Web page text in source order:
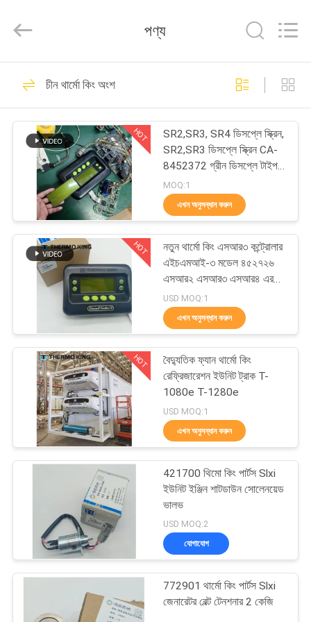
পণ্য
আমাদের
সম্বন্ধে
কারখানা
পরিদর্শন
নিয়ন্ত্রণ
আমাদের
যোগাযোগ
খবর
সাইট
ম্যাপ
INDUSTRY
Rights
থার্মো কিং রেফ্রিজারেশন
ইউনিট
113
থার্মো কিং ভ্যান
রেফ্রিজারেশন ইউনিট
21
ক্যারিয়ার রেফ্রিজারেশন
ইউনিট
থার্মো কিং অংশ
পণ্য
চীন থার্মো কিং অংশ
HOT
SR2,SR3, SR4 ডিসপ্লে স্ক্রিন,
SR2,SR3 ডিসপ্লে স্ক্রিন CA-
8452372 গ্রীন ডিসপ্লে টাইপ
এলসিডি স্ক্রিন থার্মো কিং SB210
SB230 HMIs আফটারমার্কেট
স্পেয়ার পার্টস
MOQ:1
এখন অনুসন্ধান করুন
HOT
নতুন থার্মো কিং এসআর৩ কন্ট্রোলার
এইচএমআই-৩ মডেল ৪৫২৭২৬
এসআর২ এসআর৩ এসআর৪ এর
জন্য মেরামত পরিষেবা সহ
USD MOQ:1
এখন অনুসন্ধান করুন
HOT
বৈদ্যুতিক ফ্যান থার্মো কিং
রেফ্রিজারেশন ইউনিট ট্রাক T-
1080e T-1280e
USD MOQ:1
এখন অনুসন্ধান করুন
421700 থিমো কিং পার্টস Slxi
ইউনিট ইঞ্জিন শাটডাউন সোলেনয়েড
ভালভ
USD MOQ:2
যোগাযোগ
772901 থার্মো কিং পার্টস Slxi
জেনারেটর বেল্ট টেনশনার 2 কেজি